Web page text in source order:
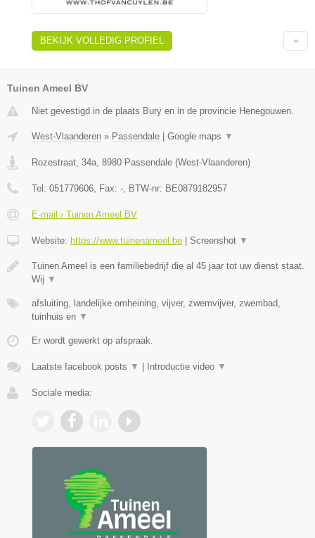
BEKIJK VOLLEDIG PROFIEL
Tuinen Ameel BV
Niet gevestigd in de plaats Bury en in de provincie Henegouwen.
West-Vlaanderen » Passendale Google maps ▼
Rozestraat, 34a, 8980 Passendale (West-Vlaanderen)
Tel: 051779606, Fax: -, BTW-nr: BE0879182957
E-mail › Tuinen Ameel BV
Website: https://www.tuinenameel.be Screenshot ▼
Tuinen Ameel is een familiebedrijf die al 45 jaar tot uw dienst staat.
Wij ▼
afsluiting, landelijke omheining, vijver, zwemvijver, zwembad,
tuinhuis en ▼
Er wordt gewerkt op afspraak.
Laatste facebook posts ▼ Introductie video ▼
Sociale media: